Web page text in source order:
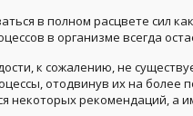
в полном расцвете сил
в организме всегда
к сожалению, не
отодвинув их на более
некоторых рекомендаций, а